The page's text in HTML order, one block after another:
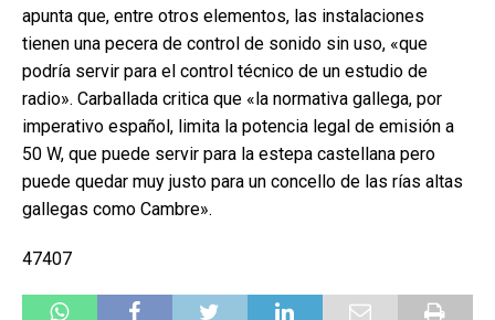
apunta que, entre otros elementos, las instalaciones
tienen una pecera de control de sonido sin uso, «que
podría servir para el control técnico de un estudio de
radio». Carballada critica que «la normativa gallega, por
imperativo español, limita la potencia legal de emisión a
50 W, que puede servir para la estepa castellana pero
puede quedar muy justo para un concello de las rías altas
gallegas como Cambre».
47407